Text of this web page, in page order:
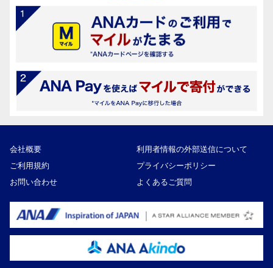
会社概要
利用者情報の外部送信について
ご利用規約
プライバシーポリシー
お問い合わせ
よくあるご質問